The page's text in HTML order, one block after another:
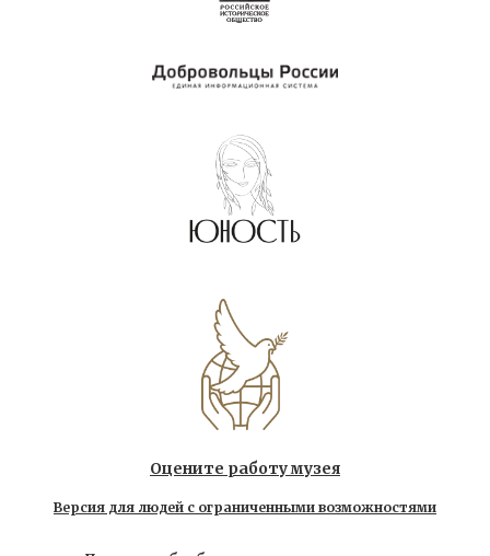
Оцените работу музея
Версия для людей с ограниченными возможностями